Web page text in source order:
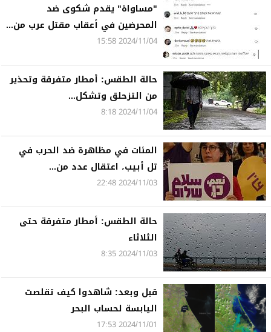
"مساواة" يقدم شكوى ضد
المحرضين في أعقاب مقتل عرب من...
2024/11/04 15:58
حالة الطقس: أمطار متفرقة وتحذير
من التزحلق وتشكل...
2024/11/04 8:18
المئات في مظاهرة ضد الحرب في
تل أبيب، اعتقال عدد من...
2024/11/03 22:48
حالة الطقس: أمطار متفرقة حتى
الثلاثاء
2024/11/03 8:35
قبل وبعد: شاهدوا كيف تقلصت
اليابسة لحساب البحر
2024/11/01 17:53